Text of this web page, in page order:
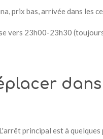
prix bas, arrivée dans les
vers 23h00-23h30
principal est à quelques